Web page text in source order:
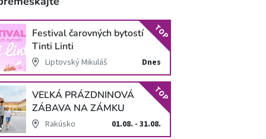
Festival čarovných bytostí
Tinti Linti
Liptovský Mikuláš Dnes
TOP
VEĽKÁ PRÁZDNINOVÁ
ZÁBAVA NA ZÁMKU
SCHLOSS HOF
Rakúsko 01.08. - 31.08.
TOP